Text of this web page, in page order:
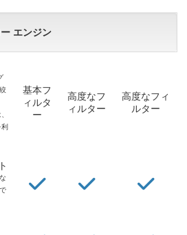
エンジン
基本フ
ィルタ
ー
高度なフ
ィルター
高度なフィ
ルター